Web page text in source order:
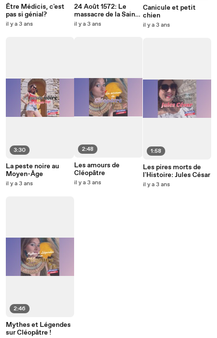
Être Médicis, c'est
pas si génial?
il y a 3 ans
3:30
La peste noire au
Moyen-Âge
il y a 3 ans
2:46
Mythes et Légendes
sur Cléopâtre !
24 Août 1572: Le
massacre de la Saint-
Barthélémy
il y a 3 ans
2:48
Les amours de
Cléopâtre
il y a 3 ans
Canicule et petit
chien
il y a 3 ans
1:58
Les pires morts de
l'Histoire: Jules César
il y a 3 ans